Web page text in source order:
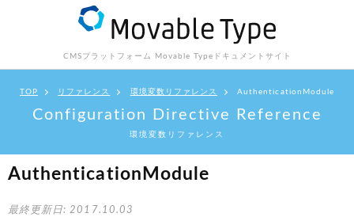
CMSプラットフォーム Movable Type ドキュメントサイト
TOP リファレンス 環境変数リファレンス AuthenticationModule
Configuration Directive Reference
環境変数リファレンス
AuthenticationModule
最終更新日: 2017.10.03